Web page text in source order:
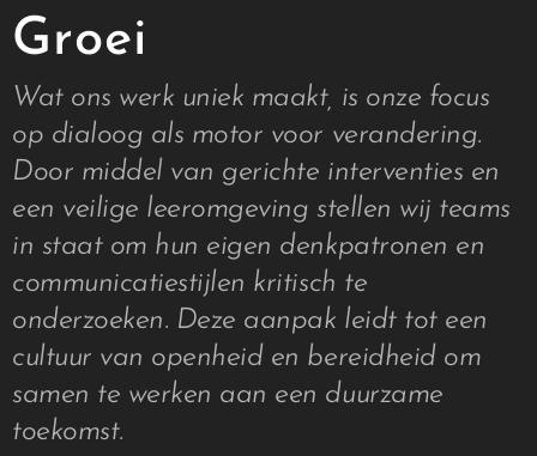
Groei
Wat ons werk uniek maakt, is onze focus
op dialoog als motor voor verandering.
Door middel van gerichte interventies en
een veilige leeromgeving stellen wij teams
in staat om hun eigen denkpatronen en
communicatiestijlen kritisch te
onderzoeken. Deze aanpak leidt tot een
cultuur van openheid en bereidheid om
samen te werken aan een duurzame
toekomst.